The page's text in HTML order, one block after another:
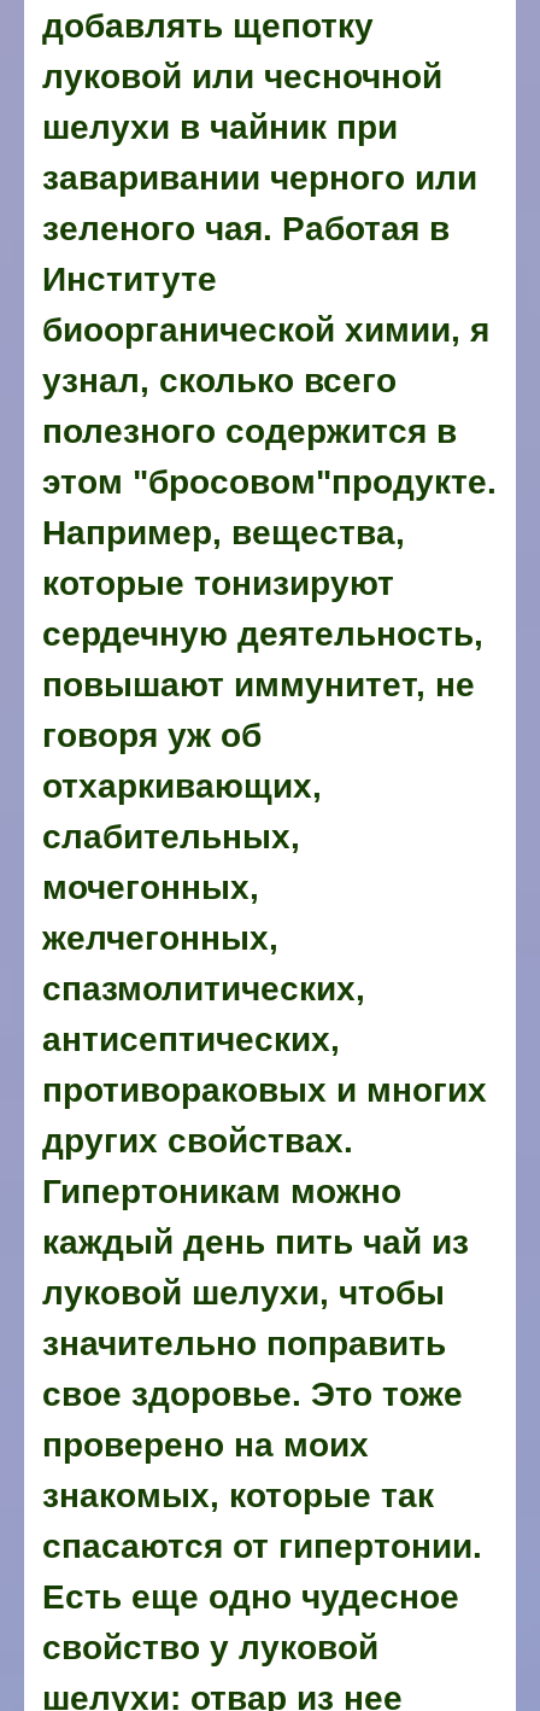
добавлять щепотку
луковой или чесночной
шелухи в чайник при
заваривании черного или
зеленого чая. Работая в
Институте
биоорганической химии, я
узнал, сколько всего
полезного содержится в
этом "бросовом"продукте.
Например, вещества,
которые тонизируют
сердечную деятельность,
повышают иммунитет, не
говоря уж об
отхаркивающих,
слабительных,
мочегонных,
желчегонных,
спазмолитических,
антисептических,
противораковых и многих
других свойствах.
Гипертоникам можно
каждый день пить чай из
луковой шелухи, чтобы
значительно поправить
свое здоровье. Это тоже
проверено на моих
знакомых, которые так
спасаются от гипертонии.
Есть еще одно чудесное
свойство у луковой
шелухи: отвар из нее